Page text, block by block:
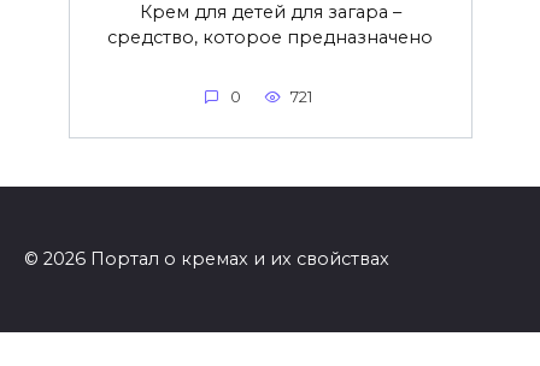
Крем для детей для загара –
средство, которое предназначено
0 721
© 2026 Портал о кремах и их свойствах